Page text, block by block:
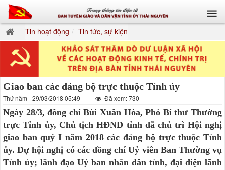
Tin hoạt động Tin tức, sự kiện
Giao ban các đảng bộ trực thuộc Tỉnh ủy
Thứ năm - 29/03/2018 05:49 Đã xem: 730
Ngày 28/3, đồng chí Bùi Xuân Hòa, Phó Bí thư Thường
trực Tỉnh ủy, Chủ tịch HĐND tỉnh đã chủ trì Hội nghị
giao ban quý I năm 2018 các đảng bộ trực thuộc Tỉnh
ủy. Dự hội nghị có các đồng chí Uỷ viên Ban Thường vụ
Tỉnh ủy; lãnh đạo Uỷ ban nhân dân tỉnh, đại diện lãnh